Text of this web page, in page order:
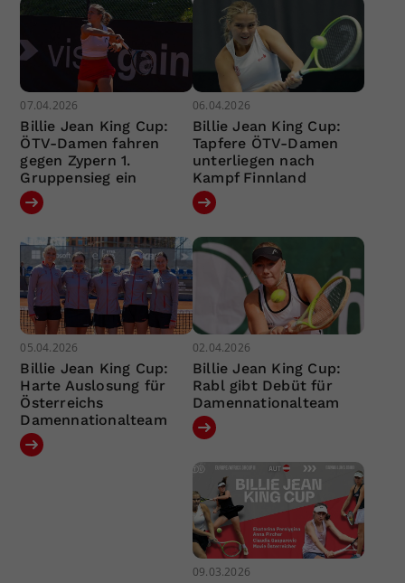
07.04.2026
Billie Jean King Cup:
ÖTV-Damen fahren
gegen Zypern 1.
Gruppensieg ein
06.04.2026
Billie Jean King Cup:
Tapfere ÖTV-Damen
unterliegen nach
Kampf Finnland
05.04.2026
Billie Jean King Cup:
Harte Auslosung für
Österreichs
Damennationalteam
02.04.2026
Billie Jean King Cup:
Rabl gibt Debüt für
Damennationalteam
09.03.2026